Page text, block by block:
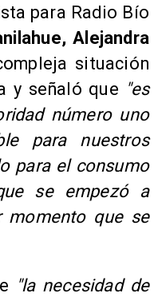
para Radio Bío
Alejandra
situación
y señaló que "es
número uno
para nuestros
para el consumo
se empezó a
momento que se
"la necesidad de